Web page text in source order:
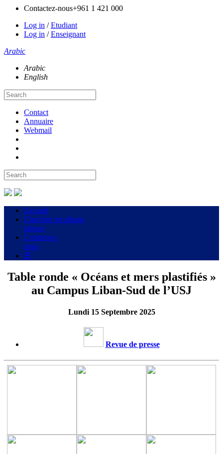
Contactez-nous+961 1 421 000
Log in /Etudiant
Log in /Enseignant
Arabic
Arabic
English
Contact
Annuaire
Webmail
Accueil
Chercher un album
photos
Contactez-
nous
☰
Table ronde « Océans et mers plastifiés »
au Campus Liban-Sud de l’USJ
Lundi 15 Septembre 2025
Revue de presse